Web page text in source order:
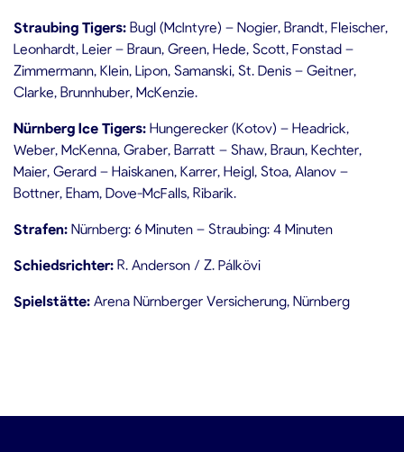
Straubing Tigers: Bugl (McIntyre) – Nogier, Brandt, Fleischer,
Leonhardt, Leier – Braun, Green, Hede, Scott, Fonstad –
Zimmermann, Klein, Lipon, Samanski, St. Denis – Geitner,
Clarke, Brunnhuber, McKenzie.
Nürnberg Ice Tigers: Hungerecker (Kotov) – Headrick,
Weber, McKenna, Graber, Barratt – Shaw, Braun, Kechter,
Maier, Gerard – Haiskanen, Karrer, Heigl, Stoa, Alanov –
Bottner, Eham, Dove-McFalls, Ribarik.
Strafen: Nürnberg: 6 Minuten – Straubing: 4 Minuten
Schiedsrichter: R. Anderson / Z. Pálkövi
Spielstätte: Arena Nürnberger Versicherung, Nürnberg